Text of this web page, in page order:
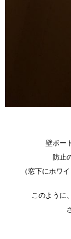
壁ボー
防止
（窓下にホワ
このように